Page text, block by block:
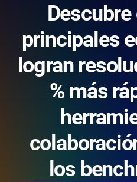
principales
logran
% más
los